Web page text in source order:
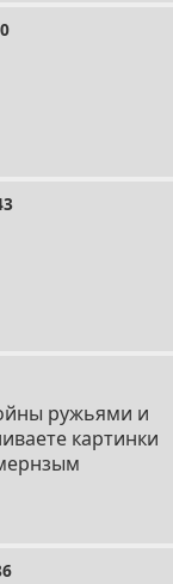
ружьями и
картинки